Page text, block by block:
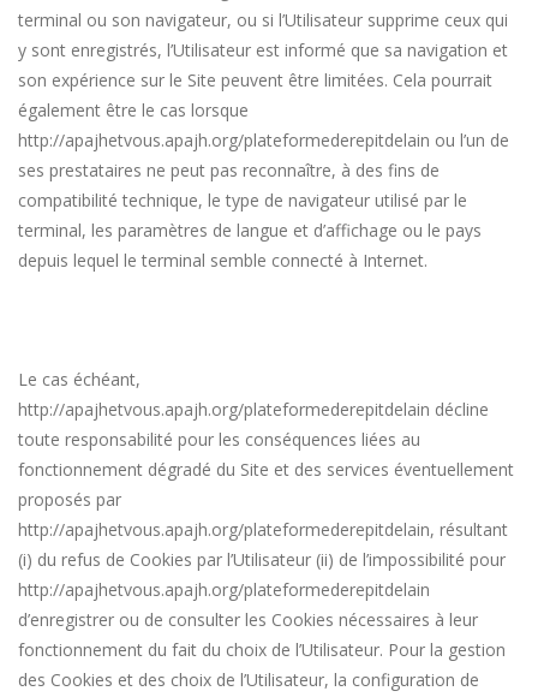
terminal ou son navigateur, ou si l’Utilisateur supprime ceux qui
y sont enregistrés, l’Utilisateur est informé que sa navigation et
son expérience sur le Site peuvent être limitées. Cela pourrait
également être le cas lorsque
http://apajhetvous.apajh.org/plateformederepitdelain ou l’un de
ses prestataires ne peut pas reconnaître, à des fins de
compatibilité technique, le type de navigateur utilisé par le
terminal, les paramètres de langue et d’affichage ou le pays
depuis lequel le terminal semble connecté à Internet.
Le cas échéant,
http://apajhetvous.apajh.org/plateformederepitdelain décline
toute responsabilité pour les conséquences liées au
fonctionnement dégradé du Site et des services éventuellement
proposés par
http://apajhetvous.apajh.org/plateformederepitdelain, résultant
(i) du refus de Cookies par l’Utilisateur (ii) de l’impossibilité pour
http://apajhetvous.apajh.org/plateformederepitdelain
d’enregistrer ou de consulter les Cookies nécessaires à leur
fonctionnement du fait du choix de l’Utilisateur. Pour la gestion
des Cookies et des choix de l’Utilisateur, la configuration de